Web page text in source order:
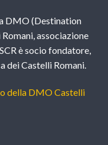
DMO (Destination
associazione
è socio fondatore,
dei Castelli Romani.
della DMO Castelli